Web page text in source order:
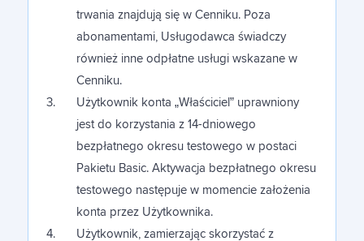
trwania znajdują się w Cenniku. Poza
abonamentami, Usługodawca świadczy
również inne odpłatne usługi wskazane w
Cenniku.
Użytkownik konta „Właściciel” uprawniony
jest do korzystania z 14-dniowego
bezpłatnego okresu testowego w postaci
Pakietu Basic. Aktywacja bezpłatnego okresu
testowego następuje w momencie założenia
konta przez Użytkownika.
Użytkownik, zamierzając skorzystać z